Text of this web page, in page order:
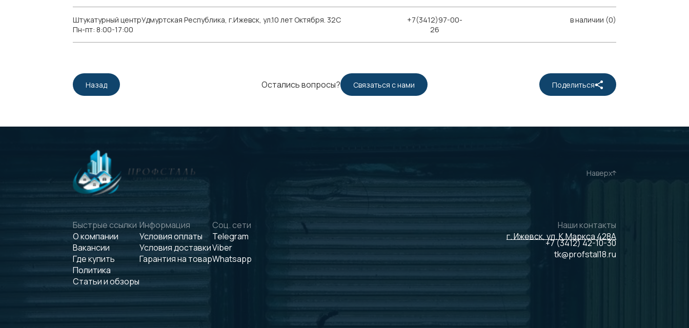
Штукатурный центрУдмуртская Республика, г.Ижевск, ул.10 лет Октября. 32С
Пн-пт: 8:00-17:00
+7(3412)97-00-
26
в наличии (0)
Остались вопросы? Связаться с нами
Назад Поделиться
Наверх
Быстрые ссылки
О компании
Вакансии
Где купить
Политика
Статьи и обзоры
Информация
Условия оплаты
Условия доставки
Гарантия на товар
Соц. сети
Telegram
Viber
Whatsapp
Наши контакты
г. Ижевск, ул. К.Маркса 428А
+7 (3412) 42-10-30
tk@profstal18.ru